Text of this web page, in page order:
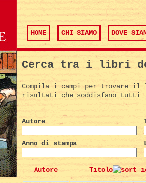
HOME CHI SIAMO DOVE
Cerca tra i libri
Compila i campi per trovare
risultati che soddisfano tutti
Autore
Anno di stampa
Autore Titolo